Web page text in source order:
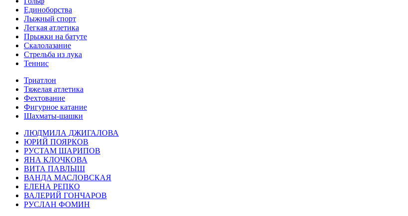
Единоборства
Лыжный спорт
Легкая атлетика
Прыжки на батуте
Скалолазание
Стрельба из лука
Теннис
Триатлон
Тяжелая атлетика
Фехтование
Фигурное катание
Шахматы-шашки
ЛЮДМИЛА ДЖИГАЛОВА
ЮРИЙ ПОЯРКОВ
РУСТАМ ШАРИПОВ
ЯНА КЛОЧКОВА
ВИТА ПАВЛЫШ
ВАНДА МАСЛОВСКАЯ
ЕЛЕНА РЕПКО
ВАЛЕРИЙ ГОНЧАРОВ
РУСЛАН ФОМИН